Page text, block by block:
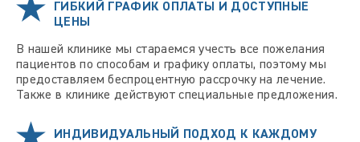
ГИБКИЙ ГРАФИК ОПЛАТЫ И ДОСТУПНЫЕ
ЦЕНЫ
В нашей клинике мы стараемся учесть все пожелания
пациентов по способам и графику оплаты, поэтому мы
предоставляем беспроцентную рассрочку на лечение.
Также в клинике действуют специальные предложения.
ИНДИВИДУАЛЬНЫЙ ПОДХОД К КАЖДОМУ